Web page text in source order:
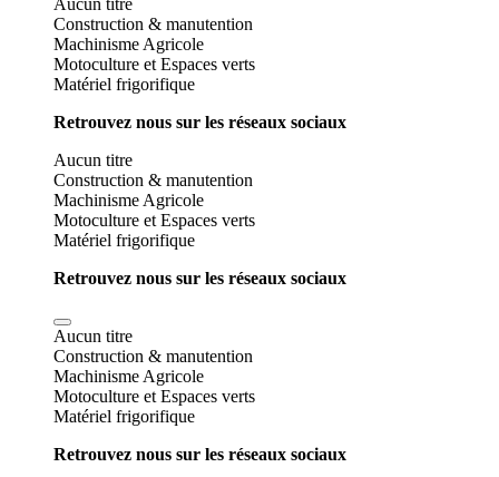
Aucun titre
Construction & manutention
Machinisme Agricole
Motoculture et Espaces verts
Matériel frigorifique
Retrouvez nous sur les réseaux sociaux
Aucun titre
Construction & manutention
Machinisme Agricole
Motoculture et Espaces verts
Matériel frigorifique
Retrouvez nous sur les réseaux sociaux
Aucun titre
Construction & manutention
Machinisme Agricole
Motoculture et Espaces verts
Matériel frigorifique
Retrouvez nous sur les réseaux sociaux